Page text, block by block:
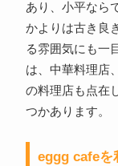
あり、小平なら
かよりは古き良
る雰囲気にも一
は、中華料理店
の料理店も点在
つかあります。
eggg cafeを